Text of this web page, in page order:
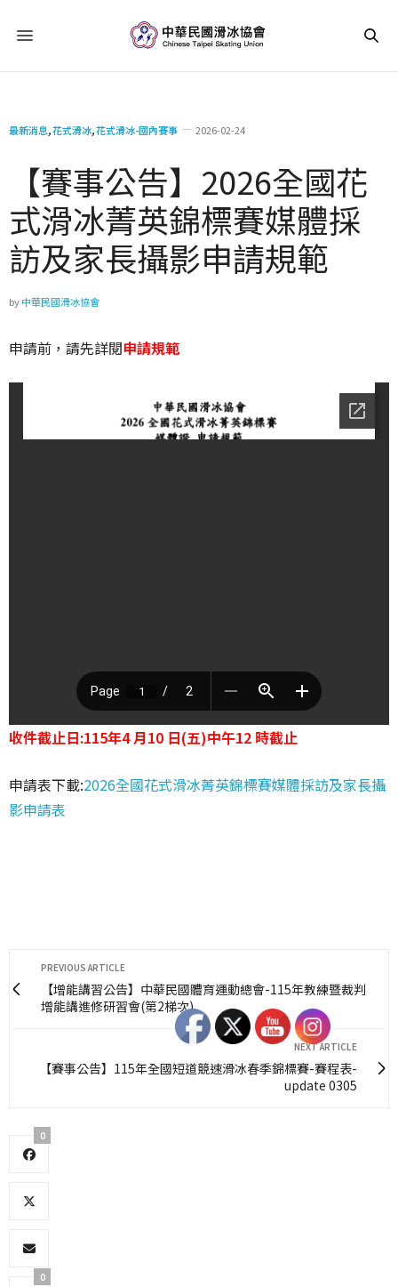
最新消息,花式滑冰,花式滑冰-國內賽事 2026-02-24
【賽事公告】2026全國花
式滑冰菁英錦標賽媒體採
訪及家長攝影申請規範
by中華民國滑冰協會
申請前，請先詳閱申請規範
收件截止日:115年4 月10 日(五)中午12 時截止
申請表下載:2026全國花式滑冰菁英錦標賽媒體採訪及家長攝
影申請表
PREVIOUS ARTICLE
【增能講習公告】中華民國體育運動總會-115年教練暨裁判
增能講進修研習會(第2梯次)
NEXT ARTICLE
【賽事公告】115年全國短道競速滑冰春季錦標賽-賽程表-
update 0305
0
0